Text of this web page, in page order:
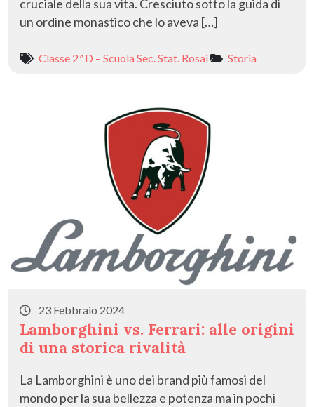
cruciale della sua vita. Cresciuto sotto la guida di
un ordine monastico che lo aveva […]
Classe 2^D – Scuola Sec. Stat. Rosai Storia
23 Febbraio 2024
Lamborghini vs. Ferrari: alle origini
di una storica rivalità
La Lamborghini è uno dei brand più famosi del
mondo per la sua bellezza e potenza ma in pochi